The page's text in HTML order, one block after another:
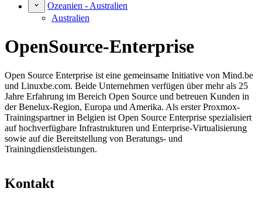
Ozeanien - Australien
Australien
OpenSource-Enterprise
Open Source Enterprise ist eine gemeinsame Initiative von Mind.be
und Linuxbe.com. Beide Unternehmen verfügen über mehr als 25
Jahre Erfahrung im Bereich Open Source und betreuen Kunden in
der Benelux-Region, Europa und Amerika. Als erster Proxmox-
Trainingspartner in Belgien ist Open Source Enterprise spezialisiert
auf hochverfügbare Infrastrukturen und Enterprise-Virtualisierung
sowie auf die Bereitstellung von Beratungs- und
Trainingdienstleistungen.
Kontakt